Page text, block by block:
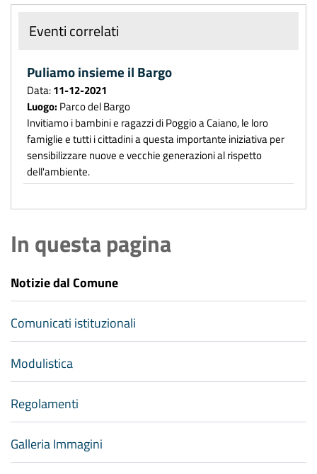
Eventi correlati
Puliamo insieme il Bargo
Data:11-12-2021
Luogo: Parco del Bargo
Invitiamo i bambini e ragazzi di Poggio a Caiano, le loro
famiglie e tutti i cittadini a questa importante iniziativa per
sensibilizzare nuove e vecchie generazioni al rispetto
dell'ambiente.
In questa pagina
Notizie dal Comune
Comunicati istituzionali
Modulistica
Regolamenti
Galleria Immagini